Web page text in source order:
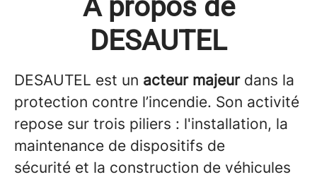
À propos de
DESAUTEL
DESAUTEL est un acteur majeurdans la
protection contre l’incendie. Son activité
repose sur trois piliers : l'installation, la
maintenance de dispositifs de
sécurité et la construction de véhicules